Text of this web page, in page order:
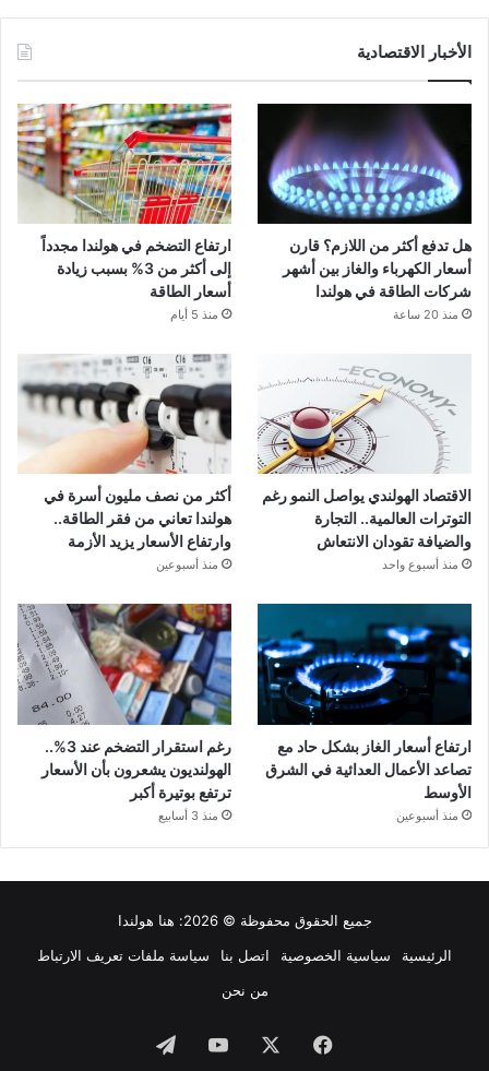
الأخبار الاقتصادية
هل تدفع أكثر من اللازم؟ قارن
أسعار الكهرباء والغاز بين أشهر
شركات الطاقة في هولندا
منذ 20 ساعة
ارتفاع التضخم في هولندا مجدداً
إلى أكثر من 3% بسبب زيادة
أسعار الطاقة
منذ 5 أيام
الاقتصاد الهولندي يواصل النمو رغم
التوترات العالمية.. التجارة
والضيافة تقودان الانتعاش
منذ أسبوع واحد
أكثر من نصف مليون أسرة في
هولندا تعاني من فقر الطاقة..
وارتفاع الأسعار يزيد الأزمة
منذ أسبوعين
ارتفاع أسعار الغاز بشكل حاد مع
تصاعد الأعمال العدائية في الشرق
الأوسط
منذ أسبوعين
رغم استقرار التضخم عند 3%..
الهولنديون يشعرون بأن الأسعار
ترتفع بوتيرة أكبر
منذ 3 أسابيع
جميع الحقوق محفوظة © 2026:
هنا هولندا
الرئيسية
سياسية الخصوصية اتصل بنا
سياسة ملفات تعريف الارتباط
من نحن
فيسبوك ‫YouTube